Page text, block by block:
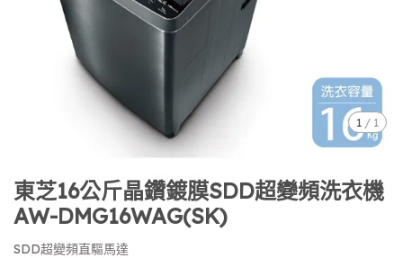
1 / 1
東芝16公斤晶鑽鍍膜SDD超變頻洗衣機
AW-DMG16WAG(SK)
SDD超變頻直驅馬達